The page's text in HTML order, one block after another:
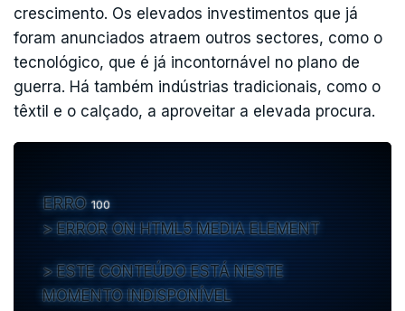
crescimento. Os elevados investimentos que já
foram anunciados atraem outros sectores, como o
tecnológico, que é já incontornável no plano de
guerra. Há também indústrias tradicionais, como o
têxtil e o calçado, a aproveitar a elevada procura.
ERRO100
ERROR ON HTML5 MEDIA ELEMENT
ESTE CONTEÚDO ESTÁ NESTE
MOMENTO INDISPONÍVEL